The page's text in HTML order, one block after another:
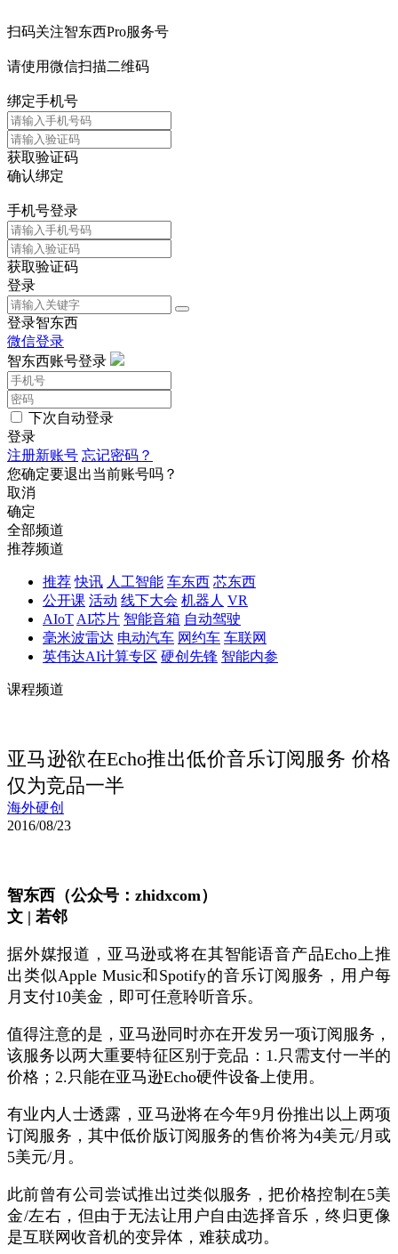
扫码关注智东西Pro服务号
请使用微信扫描二维码
绑定手机号
获取验证码
确认绑定
手机号登录
获取验证码
登录
登录智东西
微信登录
智东西账号登录
下次自动登录
登录
注册新账号 忘记密码？
您确定要退出当前账号吗？
取消
确定
全部频道
推荐频道
推荐 快讯 人工智能 车东西 芯东西
公开课 活动 线下大会 机器人 VR
AIoT AI芯片 智能音箱 自动驾驶
毫米波雷达 电动汽车 网约车 车联网
英伟达AI计算专区 硬创先锋 智能内参
课程频道
亚马逊欲在Echo推出低价音乐订阅服务 价格
仅为竞品一半
海外硬创
2016/08/23
智东西（公众号：zhidxcom）
文 | 若邻
据外媒报道，亚马逊或将在其智能语音产品Echo上推
出类似Apple Music和Spotify的音乐订阅服务，用户每
月支付10美金，即可任意聆听音乐。
值得注意的是，亚马逊同时亦在开发另一项订阅服务，
该服务以两大重要特征区别于竞品：1.只需支付一半的
价格；2.只能在亚马逊Echo硬件设备上使用。
有业内人士透露，亚马逊将在今年9月份推出以上两项
订阅服务，其中低价版订阅服务的售价将为4美元/月或
5美元/月。
此前曾有公司尝试推出过类似服务，把价格控制在5美
金/左右，但由于无法让用户自由选择音乐，终归更像
是互联网收音机的变异体，难获成功。